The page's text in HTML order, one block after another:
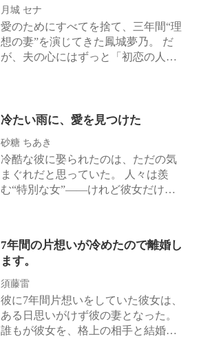
強の家系の継承者、それが彼だっ
た。 正体が明かされた瞬間、すべて
が逆転する。 土下座し、涙ながらに
謝罪する元妻。 だが彼の眼差しは、
月城 セナ
愛のためにすべてを捨て、三年間“理
想の妻”を演じてきた鳳城夢乃。 だ
が、夫の心にはずっと「初恋の人」
日、SNSは騒然。正体はなんと、億
痛快な逆転劇。 彼女が本当の自分を
取り戻したとき、かつての夫がまさ
かの土下座会見で…？
冷たい雨に、愛を見つけた
砂糖 ちあき
冷酷な彼に娶られたのは、ただの気
まぐれだと思っていた。 人々は羨
む“特別な女”——けれど彼女だけが
も体も傷ついた雨の日、 笑顔で告げ
た最後の言葉に、彼はすべてを悟
る。 その瞬間から、彼の時間は止ま
り、彼女の背中だけが遠ざかってい
った。 どれだけ時が過ぎても、あの
日の君に還りたい—— それがたった
7年間の片想いが冷めたので離婚し
ます。
須藤雷
彼に7年間片想いをしていた彼女は、
ある日思いがけず彼の妻となった。
誰もが彼女を、格上の相手と結婚し